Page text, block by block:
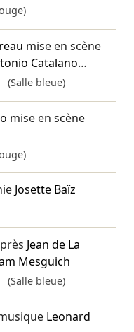
mise en scène
Catalano…
(Salle bleue)
mise en scène
Josette Baïz
Jean de La
Mesguich
(Salle bleue)
Leonard